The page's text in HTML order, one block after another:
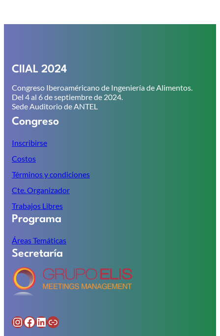
CIIAL 2024
Congreso Iberoaméricano de Ingeniería de Alimentos.
Del 4 al 6 de septiembre de 2024.
Sede Auditorio de ANTEL
Congreso
Inscribirse
Costos
Términos y condiciones
Cte. Organizador
Trabajos Libres
Programa
Áreas Temáticas
Secretaría
InstagramFacebook LinkedIn Enlace